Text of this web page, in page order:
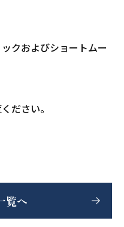
クおよびショートムー
ださい。
覧へ